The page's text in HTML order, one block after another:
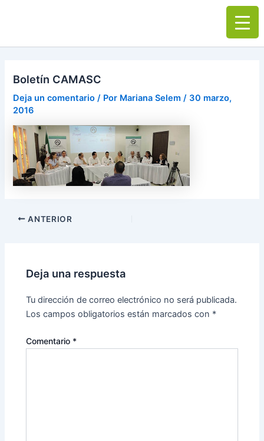
Main
Boletín CAMASC
Deja un comentario / Por Mariana Selem/ 30 marzo,
2016
ANTERIOR
Deja una respuesta
Tu dirección de correo electrónico no será publicada.
Los campos obligatorios están marcados con *
Comentario *